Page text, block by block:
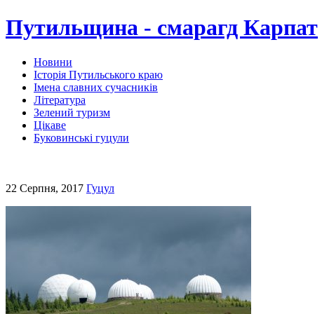
Путильщина - смарагд Карпат
Новини
Історія Путильського краю
Імена славних сучасників
Література
Зелений туризм
Цікаве
Буковинські гуцули
22 Серпня, 2017 Гуцул